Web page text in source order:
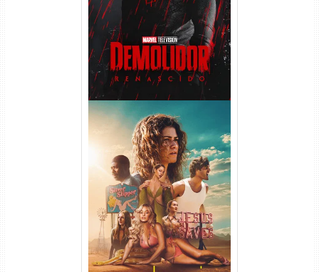
1080p Dual Áudio
Euphoria 3ª Temporada
Torrent (2026) WEB-DL 1080p
Dual Áudio